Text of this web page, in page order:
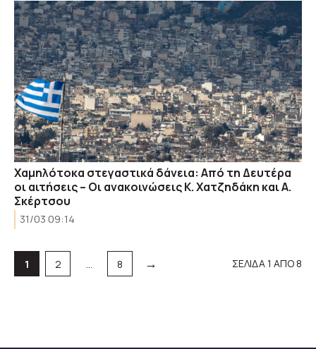
Χαμηλότοκα στεγαστικά δάνεια: Aπό τη Δευτέρα
οι αιτήσεις – Οι ανακοινώσεις Κ. Χατζηδάκη και Α.
Σκέρτσου
31/03 09:14
Σελίδα
1 Σελίδα
2 … Σελίδα
8 → ΣΕΛΙΔΑ 1 ΑΠΟ 8